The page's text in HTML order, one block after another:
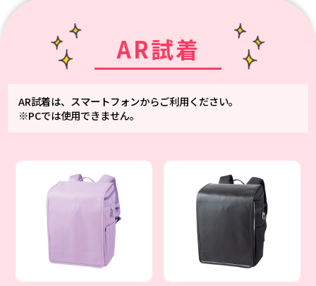
AR試着
AR試着は、スマートフォンからご利用ください。
※PCでは使用できません。